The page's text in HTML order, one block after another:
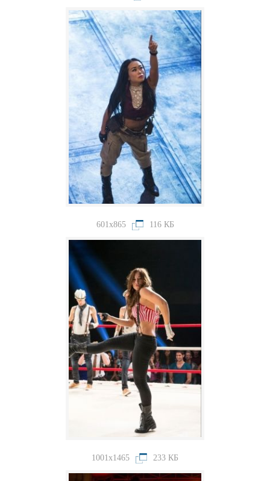
601x865 116 КБ
1001x1465 233 КБ